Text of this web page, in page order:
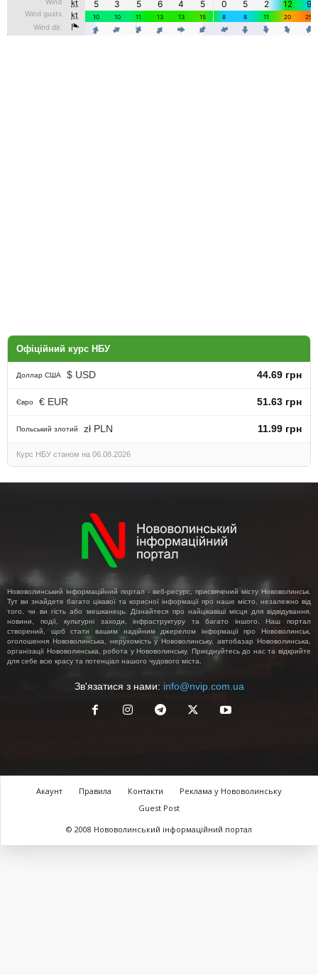
Офіційний курс НБУ
Доллар США $ USD 44.69 грн
Євро € EUR 51.63 грн
Польський злотий zł PLN 11.99 грн
Курс НБУ станом на 06.08.2026
Нововолинський інформаційний портал - веб-ресурс, присвячений місту Нововолинськ.
Тут ви знайдете багато цікавої та корисної інформації про наше місто, незалежно від
того, чи ви гість або мешканець. Дізнайтеся про найцікавіші місця для відвідування,
новини, події, культурні заходи, інфраструктуру та багато іншого. Наш портал
створений, щоб стати вашим надійним джерелом інформації про Нововолинськ,
оголошення Нововолинська, нерухомість у Нововолинську, автобазар Нововолинська,
організації Нововолинська, робота у Нововолинську. Приєднуйтесь до нас та відкрийте
для себе всю красу та потенціал нашого чудового міста.
Зв'язатися з нами: info@nvip.com.ua
Акаунт Правила Контакти
Реклама у Нововолинську
Guest Post
© 2008 Нововолинський інформаційний портал